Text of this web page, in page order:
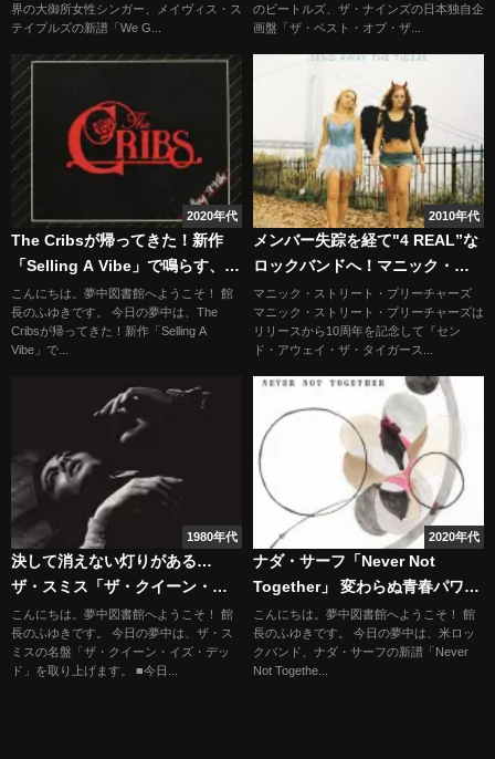
界の大御所女性シンガー、メイヴィス・ス
テイプルズの新譜「We G...
のビートルズ、ザ・ナインズの日本独自企
画盤「ザ・ベスト・オブ・ザ...
2020年代
The Cribsが帰ってきた！新作
「Selling A Vibe」で鳴らす、不
器用で剝き出しのロックの衝動
こんにちは。夢中図書館へようこそ！ 館
長のふゆきです。 今日の夢中は、The
Cribsが帰ってきた！新作「Selling A
Vibe」で...
2010年代
メンバー失踪を経て"4 REAL”な
ロックバンドへ！マニック・ス
トリート・プリーチャーズ
マニック・ストリート・プリーチャーズ
マニック・ストリート・プリーチャーズは
リリースから10周年を記念して『セン
ド・アウェイ・ザ・タイガース...
1980年代
決して消えない灯りがある…
ザ・スミス「ザ・クイーン・イ
ズ・デッド」
こんにちは。夢中図書館へようこそ！ 館
長のふゆきです。 今日の夢中は、ザ・ス
ミスの名盤「ザ・クイーン・イズ・デッ
ド」を取り上げます。 ■今日...
2020年代
ナダ・サーフ「Never Not
Together」 変わらぬ青春パワー
ポップ
こんにちは。夢中図書館へようこそ！ 館
長のふゆきです。 今日の夢中は、米ロッ
クバンド、ナダ・サーフの新譜「Never
Not Togethe...